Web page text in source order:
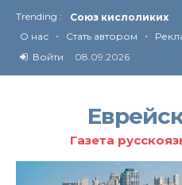
Trending :
Соглашение США с
Технология
О нас • Стать автором •
Войти
08.09.2026
Газета